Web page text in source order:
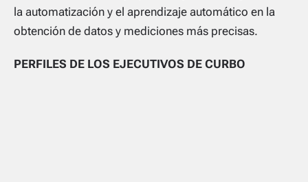
la automatización y el aprendizaje automático en la
obtención de datos y mediciones más precisas.
PERFILES DE LOS EJECUTIVOS DE CURBO